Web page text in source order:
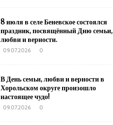
8 июля в селе Беневское состоялся
праздник, посвящённый Дню семьи,
любви и верности.
09.07.2026 0
В День семьи, любви и верности в
Хорольском округе произошло
настоящее чудо!
09.07.2026 0